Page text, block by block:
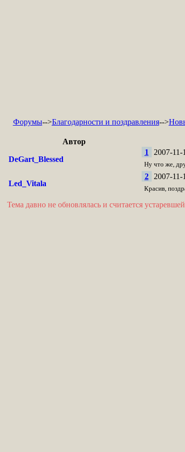
Форумы-->Благодарности и поздравления-->
Автор
DeGart_Blessed
1 2007-11-
Ну что же,
Led_Vitala
2 2007-11-
Красив,
Тема давно не обновлялась и считается